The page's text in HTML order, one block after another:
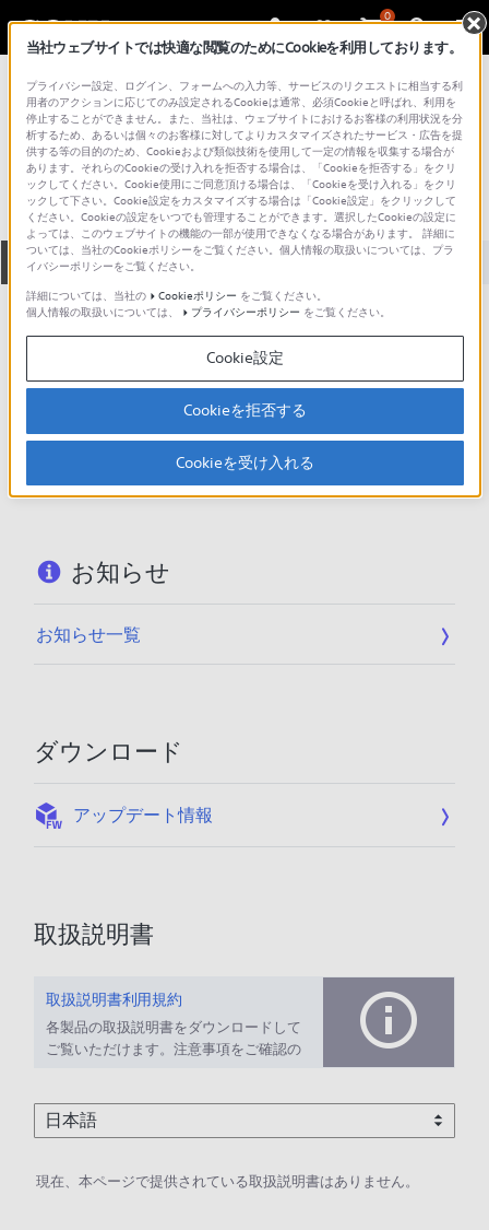
0
総合サポート・お問い合わせ VPC シリーズ
VPCL239FJ
全て ダウンロード 取扱説明書 Q&A
製品に関する重要なお知らせ
お知らせ
製品に関する重要なお知らせ
重要なお知らせ一覧
お知らせ
お知らせ一覧
ダウンロード
アップデート情報
取扱説明書
取扱説明書利用規約
各製品の取扱説明書をダウンロードして
ご覧いただけます。注意事項をご確認の
現在、本ページで提供されている取扱説明書はありません。
当社ウェブサイトでは快適な閲覧のためにCookieを利用しております。
プライバシー設定、ログイン、フォームへの入力等、サービスのリクエストに相当する利
用者のアクションに応じてのみ設定されるCookieは通常、必須Cookieと呼ばれ、利用を
停止することができません。また、当社は、ウェブサイトにおけるお客様の利用状況を分
析するため、あるいは個々のお客様に対してよりカスタマイズされたサービス・広告を提
供する等の目的のため、Cookieおよび類似技術を使用して一定の情報を収集する場合が
あります。それらのCookieの受け入れを拒否する場合は、「Cookieを拒否する」をクリ
ックしてください。Cookie使用にご同意頂ける場合は、「Cookieを受け入れる」をクリ
ックして下さい。Cookie設定をカスタマイズする場合は「Cookie設定」をクリックして
ください。Cookieの設定をいつでも管理することができます。選択したCookieの設定に
よっては、このウェブサイトの機能の一部が使用できなくなる場合があります。 詳細に
ついては、当社のCookieポリシーをご覧ください。個人情報の取扱いについては、プラ
イバシーポリシーをご覧ください。
詳細については、当社の
Cookieポリシー をご覧ください。
個人情報の取扱いについては、
プライバシーポリシー をご覧ください。
Cookie設定
Cookieを拒否する
Cookieを受け入れる